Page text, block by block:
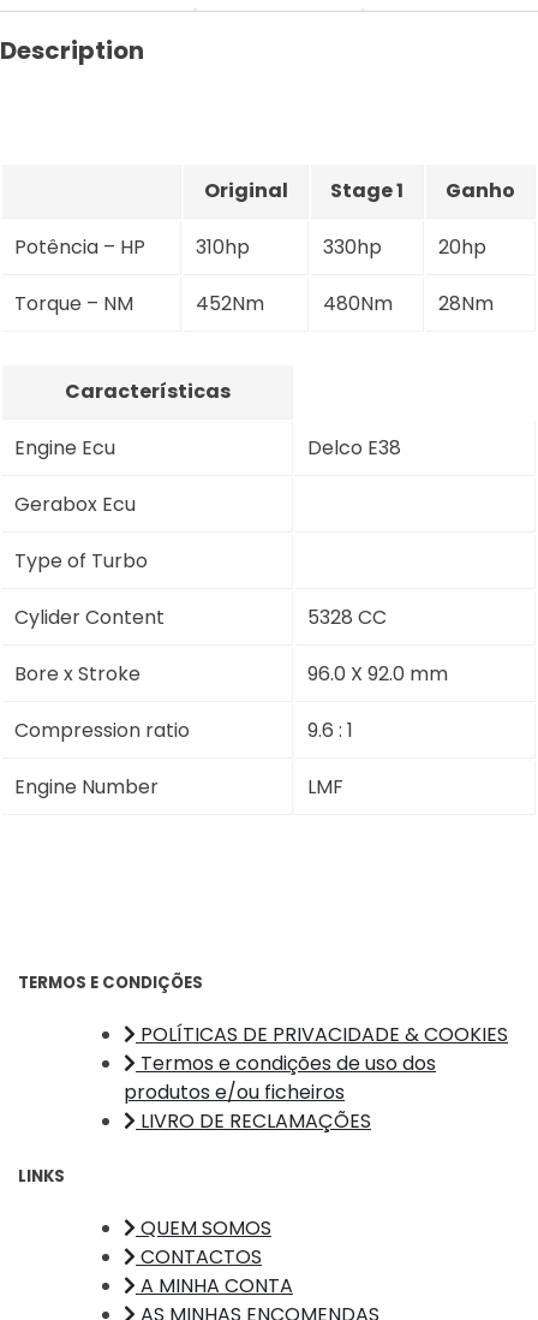
Description
Original Stage 1 Ganho
Potência – HP 310hp 330hp 20hp
Torque – NM 452Nm 480Nm 28Nm
Características
Engine Ecu Delco E38
Gerabox Ecu
Type of Turbo
Cylider Content 5328 CC
Bore x Stroke 96.0 X 92.0 mm
Compression ratio 9.6 : 1
Engine Number LMF
TERMOS E CONDIÇÕES
POLÍTICAS DE PRIVACIDADE & COOKIES
Termos e condições de uso dos
produtos e/ou ficheiros
LIVRO DE RECLAMAÇÕES
LINKS
QUEM SOMOS
CONTACTOS
A MINHA CONTA